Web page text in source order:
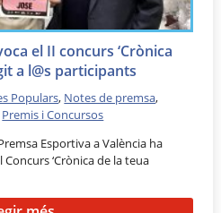
el II concurs ‘Crònica
a l@s participants
Populars, Notes de premsa,
Premis i Concursos
Esportiva a València ha
‘Crònica de la teua